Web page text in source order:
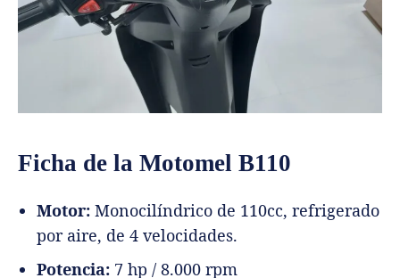
Ficha de la Motomel B110
Motor: Monocilíndrico de 110cc, refrigerado
por aire, de 4 velocidades.
Potencia: 7 hp / 8.000 rpm